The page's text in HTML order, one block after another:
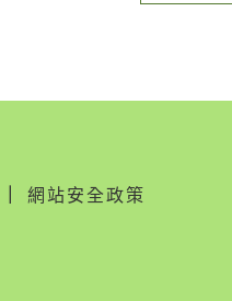
網站安全政策